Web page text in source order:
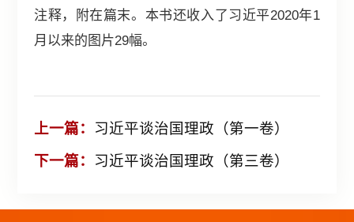
注释，附在篇末。本书还收入了习近平2020年1
月以来的图片29幅。
上一篇： 习近平谈治国理政（第一卷）
下一篇： 习近平谈治国理政（第三卷）